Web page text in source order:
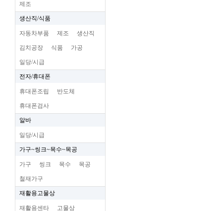
제조
생산직/식품
자동차부품 제조 생산직
김치공장 식품 가공
일당/시급
전자/휴대폰
휴대폰조립 반도체
휴대폰검사
알바
일당/시급
가구~씽크~목수~목공
가구 씽크 목수 목공
철재가구
재활용고물상
재활용센타 고물상